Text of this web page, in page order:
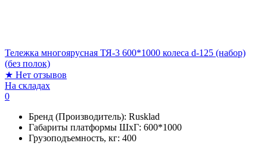
Тележка многоярусная ТЯ-3 600*1000 колеса d-125 (набор)
(без полок)
★ Нет отзывов
На складах
0
Бренд (Производитель): Rusklad
Габариты платформы ШxГ: 600*1000
Грузоподъемность, кг: 400